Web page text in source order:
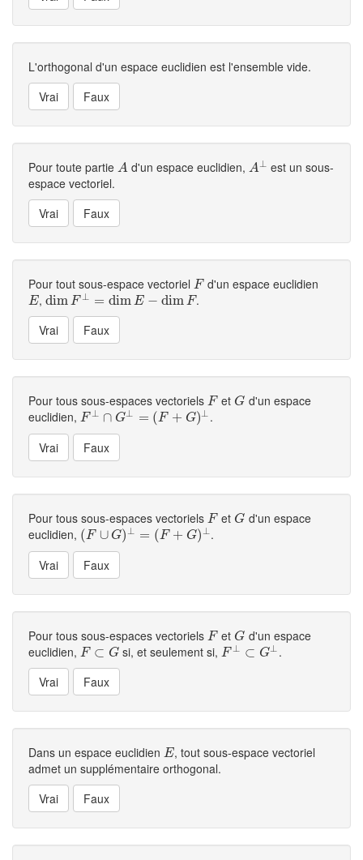
L'orthogonal d'un espace euclidien est l'ensemble vide.
Pour toute partie A
A d'un espace euclidien, A⊥
A⊥ est un sous-
espace vectoriel.
Pour tout sous-espace vectoriel F
F d'un espace euclidien
E
E ,dimF ⊥ = dimE − dimF
dimF⊥=dim E−dimF .
Pour tous sous-espaces vectoriels F
F et G
G d'un espace
euclidien, F ⊥ ∩ G⊥ = (F + G)⊥
F⊥∩G ⊥=( F+ G)⊥ .
Pour tous sous-espaces vectoriels F
F et G
G d'un espace
euclidien, (F ∪ G) ⊥ = (F + G) ⊥
(F∪ G )⊥=(F +G)⊥ .
Pour tous sous-espaces vectoriels F
F et G
G d'un espace
euclidien, F ⊂ G
F⊂G si, et seulement si, F ⊥ ⊂ G⊥
F⊥⊂G ⊥ .
Dans un espace euclidien E
E , tout sous-espace vectoriel
admet un supplémentaire orthogonal.